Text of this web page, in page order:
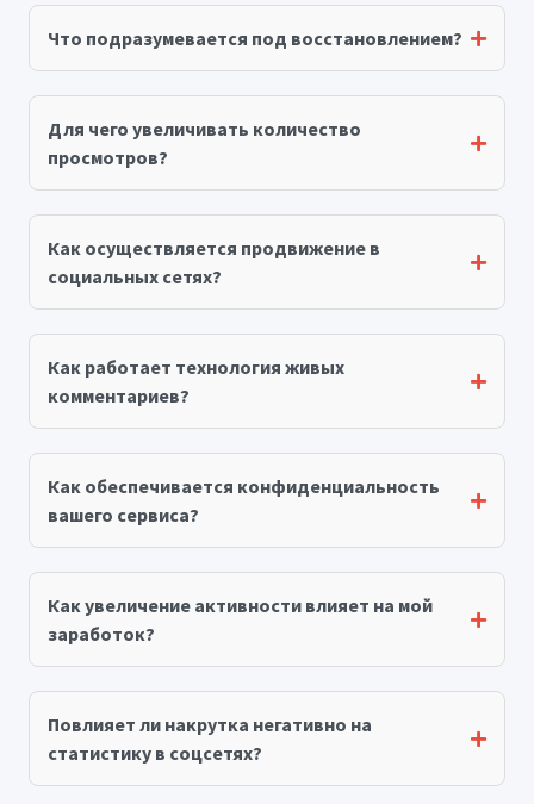
Что подразумевается под восстановлением?
Для чего увеличивать количество
просмотров?
Как осуществляется продвижение в
социальных сетях?
Как работает технология живых
комментариев?
Как обеспечивается конфиденциальность
вашего сервиса?
Как увеличение активности влияет на мой
заработок?
Повлияет ли накрутка негативно на
статистику в соцсетях?